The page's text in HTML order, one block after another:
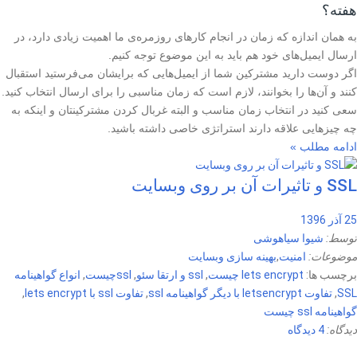
هفته؟
به همان اندازه که زمان در انجام کارهای روزمره‌ی ما اهمیت زیادی دارد، در
ارسال ایمیل‌های خود هم باید به این موضوع توجه کنیم.
اگر دوست دارید مشترکین شما از ایمیل‌هایی که برایشان می‌فرستید استقبال
کنند و آن‌ها را بخوانند، لازم است که زمان مناسبی را برای ارسال انتخاب کنید.
سعی کنید در انتخاب زمان مناسب و البته غربال کردن مشترکینتان و اینکه به
چه چیزهایی علاقه دارند استراتژی خاصی داشته باشید.
ادامه مطلب »
SSL و تاثیرات آن‌ بر روی وبسایت
25 آذر 1396
توسط: شیوا سیاهوشی
موضوعات: امنیت,بهینه سازی وبسایت
برچسب ها: lets encrypt چیست , ssl و ارتقا سئو , sslچیست , انواع گواهینامه
SSL
,تفاوت letsencrypt با دیگر گواهینامه ssl ,تفاوت ssl با lets encrypt
,
گواهینامه ssl چیست
دیدگاه: 4 دیدگاه